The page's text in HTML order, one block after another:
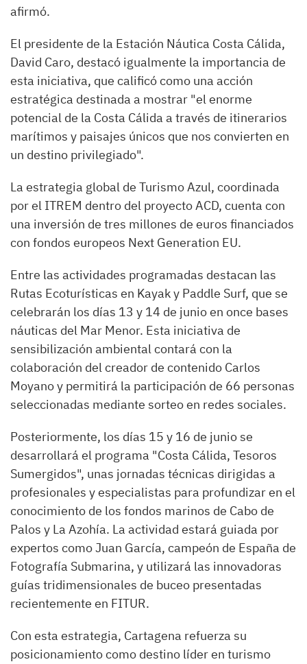
afirmó.
El presidente de la Estación Náutica Costa Cálida,
David Caro, destacó igualmente la importancia de
esta iniciativa, que calificó como una acción
estratégica destinada a mostrar "el enorme
potencial de la Costa Cálida a través de itinerarios
marítimos y paisajes únicos que nos convierten en
un destino privilegiado".
La estrategia global de Turismo Azul, coordinada
por el ITREM dentro del proyecto ACD, cuenta con
una inversión de tres millones de euros financiados
con fondos europeos Next Generation EU.
Entre las actividades programadas destacan las
Rutas Ecoturísticas en Kayak y Paddle Surf, que se
celebrarán los días 13 y 14 de junio en once bases
náuticas del Mar Menor. Esta iniciativa de
sensibilización ambiental contará con la
colaboración del creador de contenido Carlos
Moyano y permitirá la participación de 66 personas
seleccionadas mediante sorteo en redes sociales.
Posteriormente, los días 15 y 16 de junio se
desarrollará el programa "Costa Cálida, Tesoros
Sumergidos", unas jornadas técnicas dirigidas a
profesionales y especialistas para profundizar en el
conocimiento de los fondos marinos de Cabo de
Palos y La Azohía. La actividad estará guiada por
expertos como Juan García, campeón de España de
Fotografía Submarina, y utilizará las innovadoras
guías tridimensionales de buceo presentadas
recientemente en FITUR.
Con esta estrategia, Cartagena refuerza su
posicionamiento como destino líder en turismo